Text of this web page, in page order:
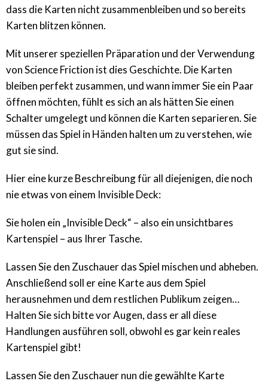
dass die Karten nicht zusammenbleiben und so bereits
Karten blitzen können.
Mit unserer speziellen Präparation und der Verwendung
von Science Friction ist dies Geschichte. Die Karten
bleiben perfekt zusammen, und wann immer Sie ein Paar
öffnen möchten, fühlt es sich an als hätten Sie einen
Schalter umgelegt und können die Karten separieren. Sie
müssen das Spiel in Händen halten um zu verstehen, wie
gut sie sind.
Hier eine kurze Beschreibung für all diejenigen, die noch
nie etwas von einem Invisible Deck:
Sie holen ein „Invisible Deck“ – also ein unsichtbares
Kartenspiel – aus Ihrer Tasche.
Lassen Sie den Zuschauer das Spiel mischen und abheben.
Anschließend soll er eine Karte aus dem Spiel
herausnehmen und dem restlichen Publikum zeigen…
Halten Sie sich bitte vor Augen, dass er all diese
Handlungen ausführen soll, obwohl es gar kein reales
Kartenspiel gibt!
Lassen Sie den Zuschauer nun die gewählte Karte